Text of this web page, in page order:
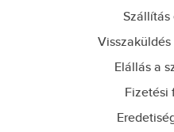
Szállítás
Elállás a
Fizetési